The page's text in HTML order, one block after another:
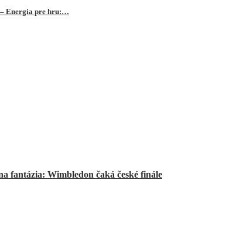
– Energia pre hru:…
fantázia: Wimbledon čaká české finále